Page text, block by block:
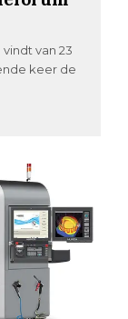
van 23
keer de